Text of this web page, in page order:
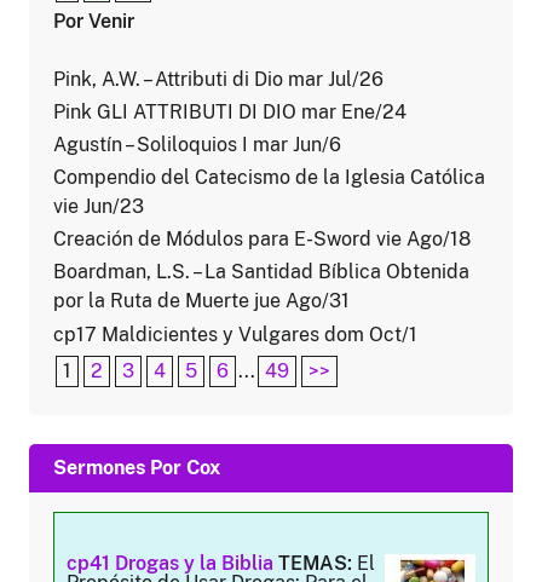
Por Venir
Pink, A.W. – Attributi di Dio mar Jul/26
Pink GLI ATTRIBUTI DI DIO mar Ene/24
Agustín – Soliloquios I mar Jun/6
Compendio del Catecismo de la Iglesia Católica
vie Jun/23
Creación de Módulos para E-Sword vie Ago/18
Boardman, L.S. – La Santidad Bíblica Obtenida
por la Ruta de Muerte jue Ago/31
cp17 Maldicientes y Vulgares dom Oct/1
1
2 3 4 5 6 ... 49 >>
Sermones Por Cox
cp41 Drogas y la Biblia TEMAS: El